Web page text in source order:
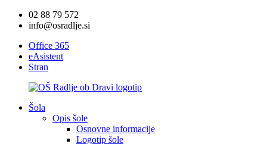
02 88 79 572
info@osradlje.si
Office 365
eAsistent
Stran
Šola
Opis šole
Osnovne informacije
Logotip šole